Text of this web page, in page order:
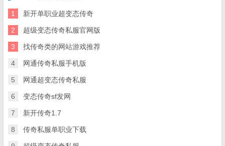
1 新开单职业超变态传奇
2 超级变态传奇私服官网版
3 找传奇类的网站游戏推荐
4 网通传奇私服手机版
5 网通超变态传奇私服
6 变态传奇sf发网
7 新开传奇1.7
8 传奇私服单职业下载